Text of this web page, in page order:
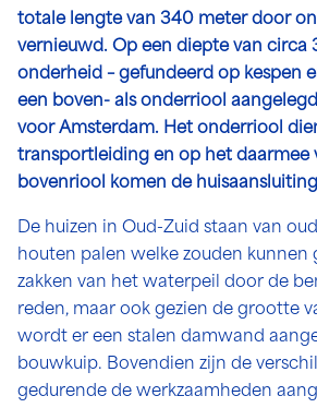
totale lengte van 340 meter door
vernieuwd. Op een diepte van circa
onderheid – gefundeerd op kespen
een boven- als onderriool
voor Amsterdam. Het onderriool
transportleiding en op het daarmee
bovenriool komen de
De huizen in Oud-Zuid staan van
houten palen welke zouden
zakken van het waterpeil door de
reden, maar ook gezien de grootte
wordt er een stalen damwand
bouwkuip. Bovendien zijn de
gedurende de werkzaamheden